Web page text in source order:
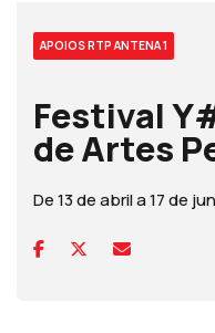
APOIOS RTP ANTENA 1
Festival
de Artes
De 13 de abril a 17 de